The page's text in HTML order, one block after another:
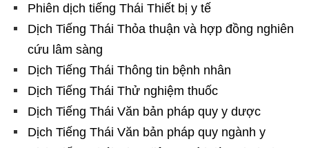
Phiên dịch tiếng Thái Thiết bị y tế
Dịch Tiếng Thái Thỏa thuận và hợp đồng nghiên
cứu lâm sàng
Dịch Tiếng Thái Thông tin bệnh nhân
Dịch Tiếng Thái Thử nghiệm thuốc
Dịch Tiếng Thái Văn bản pháp quy y dược
Dịch Tiếng Thái Văn bản pháp quy ngành y